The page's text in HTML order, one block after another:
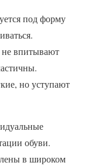
под форму
впитывают
но уступают
обуви.
в широком